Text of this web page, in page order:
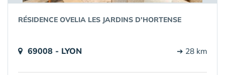
RÉSIDENCE OVELIA LES JARDINS D'HORTENSE
69008 - LYON ➔ 28 km